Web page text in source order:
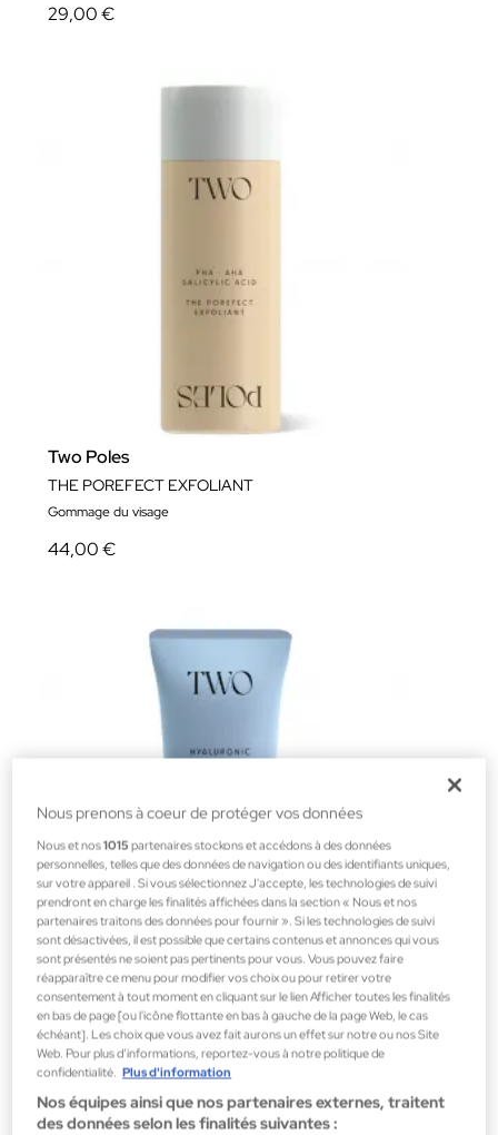
29,00 €
Two Poles
THE POREFECT EXFOLIANT
Gommage du visage
44,00 €
Two Poles
CLOUD MOISTURIZER
Traitements de jour et de nuit
39,00 €
Nous prenons à coeur de protéger vos données
Nous et nos1015 partenaires stockons et accédons à des données
personnelles, telles que des données de navigation ou des identifiants uniques,
sur votre appareil . Si vous sélectionnez J'accepte, les technologies de suivi
prendront en charge les finalités affichées dans la section « Nous et nos
partenaires traitons des données pour fournir ». Si les technologies de suivi
sont désactivées, il est possible que certains contenus et annonces qui vous
sont présentés ne soient pas pertinents pour vous. Vous pouvez faire
réapparaître ce menu pour modifier vos choix ou pour retirer votre
consentement à tout moment en cliquant sur le lien Afficher toutes les finalités
en bas de page [ou l'icône flottante en bas à gauche de la page Web, le cas
échéant]. Les choix que vous avez fait aurons un effet sur notre ou nos Site
Web. Pour plus d’informations, reportez-vous à notre politique de
confidentialité. Plus d'information
Nos équipes ainsi que nos partenaires externes, traitent
des données selon les finalités suivantes :